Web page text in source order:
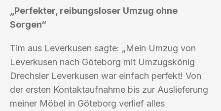
„Perfekter, reibungsloser Umzug ohne
Sorgen“
Tim aus Leverkusen sagte: „Mein Umzug von
Leverkusen nach Göteborg mit Umzugskönig
Drechsler Leverkusen war einfach perfekt! Von
der ersten Kontaktaufnahme bis zur Auslieferung
meiner Möbel in Göteborg verlief alles